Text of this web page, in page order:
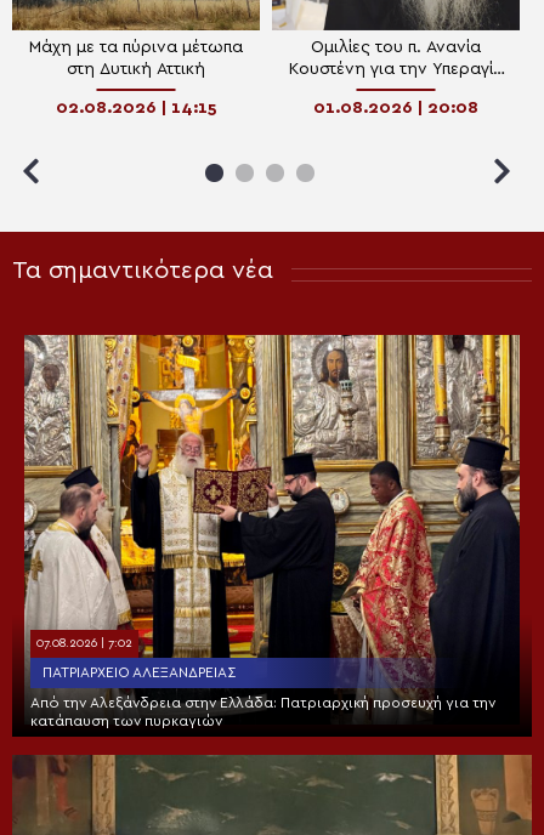
Μάχη με τα πύρινα μέτωπα
στη Δυτική Αττική
02.08.2026 | 14:15
Ομιλίες του π. Ανανία
Κουστένη για την Υπεραγία
Θεοτόκο
01.08.2026 | 20:08
Τα σημαντικότερα νέα
07.08.2026 | 7:02
ΠΑΤΡΙΑΡΧΕΊΟ ΑΛΕΞΑΝΔΡΕΊΑΣ
Από την Αλεξάνδρεια στην Ελλάδα: Πατριαρχική προσευχή για την
κατάπαυση των πυρκαγιών